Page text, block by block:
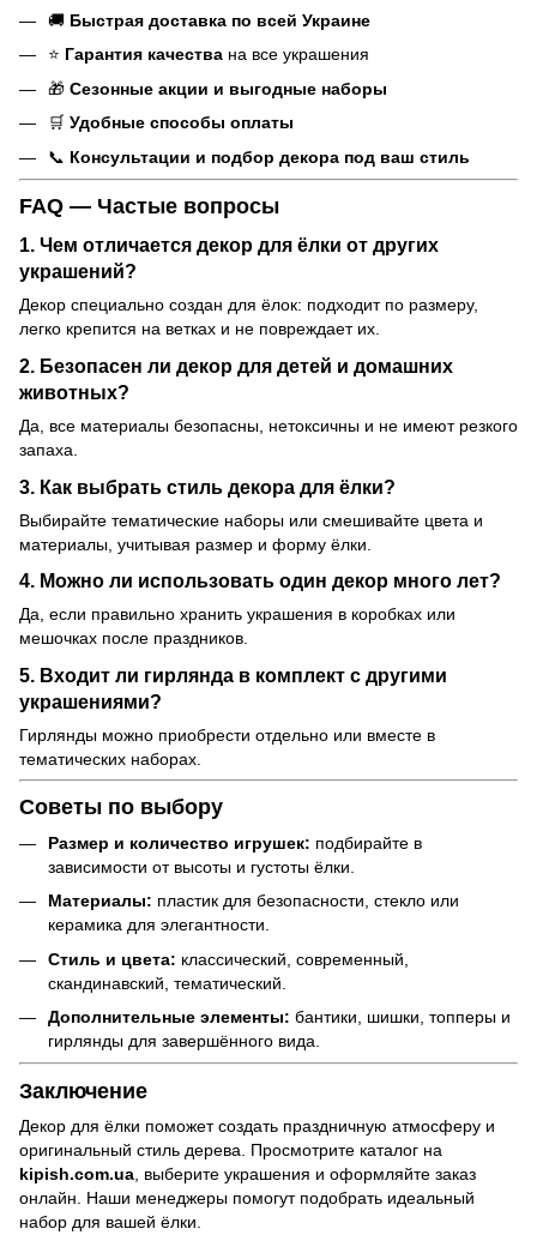
🚚 Быстрая доставка по всей Украине
⭐ Гарантия качества на все украшения
🎁 Сезонные акции и выгодные наборы
🛒 Удобные способы оплаты
📞 Консультации и подбор декора под ваш стиль
FAQ — Частые вопросы
1. Чем отличается декор для ёлки от других
украшений?
Декор специально создан для ёлок: подходит по размеру,
легко крепится на ветках и не повреждает их.
2. Безопасен ли декор для детей и домашних
животных?
Да, все материалы безопасны, нетоксичны и не имеют резкого
запаха.
3. Как выбрать стиль декора для ёлки?
Выбирайте тематические наборы или смешивайте цвета и
материалы, учитывая размер и форму ёлки.
4. Можно ли использовать один декор много лет?
Да, если правильно хранить украшения в коробках или
мешочках после праздников.
5. Входит ли гирлянда в комплект с другими
украшениями?
Гирлянды можно приобрести отдельно или вместе в
тематических наборах.
Советы по выбору
Размер и количество игрушек: подбирайте в
зависимости от высоты и густоты ёлки.
Материалы: пластик для безопасности, стекло или
керамика для элегантности.
Стиль и цвета: классический, современный,
скандинавский, тематический.
Дополнительные элементы: бантики, шишки, топперы и
гирлянды для завершённого вида.
Заключение
Декор для ёлки поможет создать праздничную атмосферу и
оригинальный стиль дерева. Просмотрите каталог на
kipish.com.ua , выберите украшения и оформляйте заказ
онлайн. Наши менеджеры помогут подобрать идеальный
набор для вашей ёлки.